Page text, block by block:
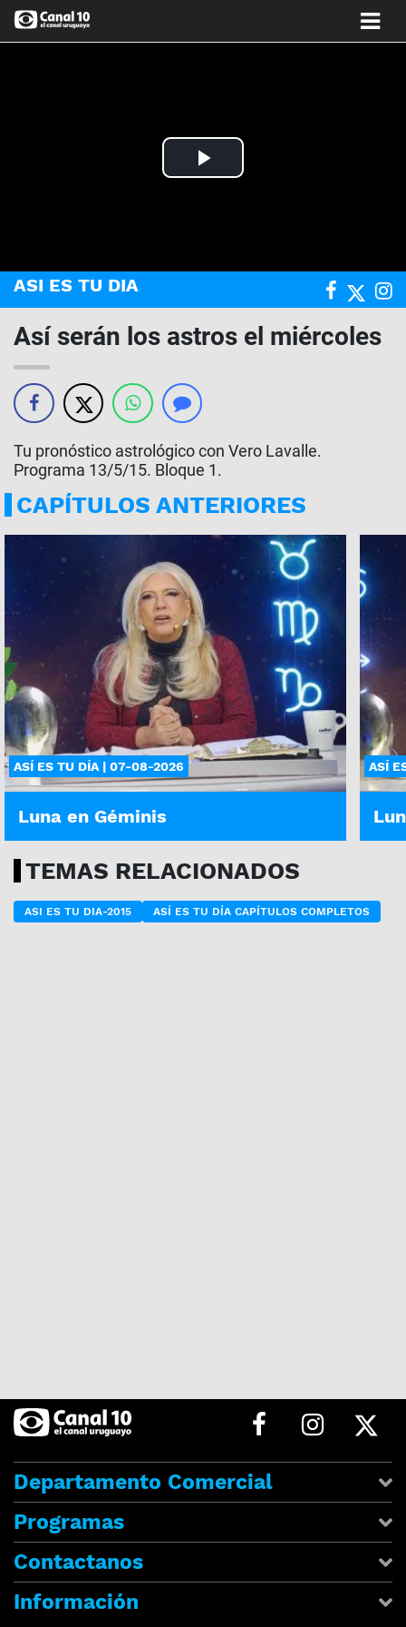
Play
ASI ES TU DIA
Así serán los astros el miércoles
Tu pronóstico astrológico con Vero Lavalle.
Programa 13/5/15. Bloque 1.
CAPÍTULOS ANTERIORES
ASÍ ES TU DÍA | 07-08-2026
Luna en Géminis
ASÍ
TEMAS RELACIONADOS
ASI ES TU DIA-2015 ASÍ ES TU DÍA CAPÍTULOS COMPLETOS
Departamento Comercial
Programas
Contactanos
Información